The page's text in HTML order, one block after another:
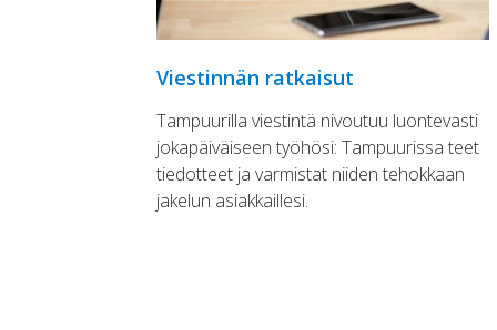
Viestinnän ratkaisut
Tampuurilla viestintä nivoutuu luontevasti
jokapäiväiseen työhösi: Tampuurissa teet
tiedotteet ja varmistat niiden tehokkaan
jakelun asiakkaillesi.